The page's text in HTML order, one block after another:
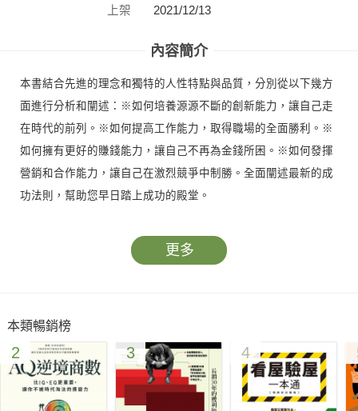
上架
2021/12/13
內容簡介
本書結合先進的理念和獨特的人性特點與品質，分別從以下幾方
面進行分析和闡述：※如何培養源源不斷的創新能力，讓自己走
在時代的前列。※如何提高工作能力，取得職場的全面勝利。※
如何擁有更好的賺錢能力，讓自己不再為金錢所困。※如何發揮
營銷和合作能力，讓自己在激烈競爭中制勝。全面闡述最新的成
功法則，幫助您早日踏上成功的殿堂。
更多
本類暢銷榜
2 3 4